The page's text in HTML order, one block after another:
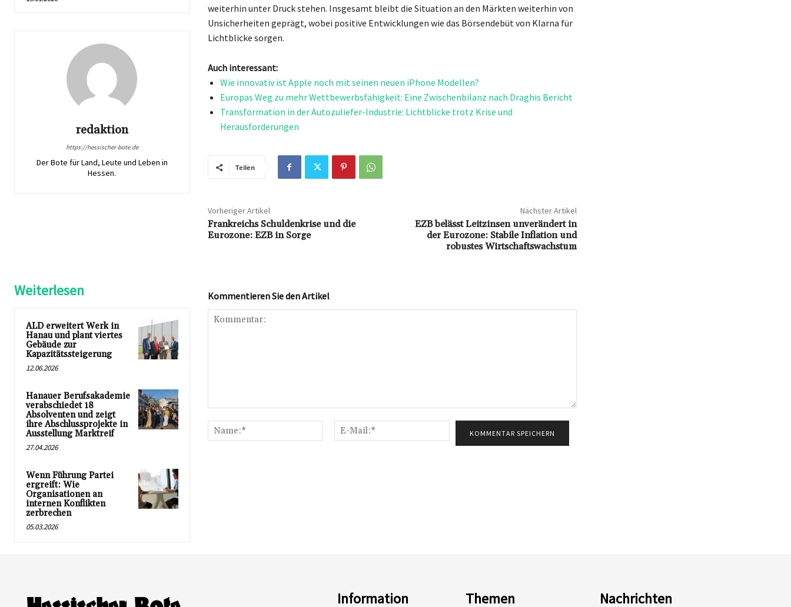
redaktion
https://hessischer-bote.de
Der Bote für Land, Leute und Leben in
Hessen.
weiterhin unter Druck stehen. Insgesamt bleibt die Situation an den Märkten weiterhin von
Unsicherheiten geprägt, wobei positive Entwicklungen wie das Börsendebüt von Klarna für
Lichtblicke sorgen.
Auch interessant:
Wie innovativ ist Apple noch mit seinen neuen iPhone Modellen?
Europas Weg zu mehr Wettbewerbsfähigkeit: Eine Zwischenbilanz nach Draghis Bericht
Transformation in der Autozuliefer-Industrie: Lichtblicke trotz Krise und
Herausforderungen
Teilen
Vorheriger Artikel
Frankreichs Schuldenkrise und die
Eurozone: EZB in Sorge
Nächster Artikel
EZB belässt Leitzinsen unverändert in
der Eurozone: Stabile Inflation und
robustes Wirtschaftswachstum
Weiterlesen
ALD erweitert Werk in
Hanau und plant viertes
Gebäude zur
Kapazitätssteigerung
12.06.2026
Hanauer Berufsakademie
verabschiedet 18
Absolventen und zeigt
ihre Abschlussprojekte in
Ausstellung Marktreif
27.04.2026
Wenn Führung Partei
ergreift: Wie
Organisationen an
internen Konflikten
zerbrechen
05.03.2026
Kommentieren Sie den Artikel
Name:*
Mail:*
Information Themen Nachrichten